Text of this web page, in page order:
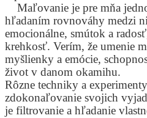
Maľovanie je pre mňa
hľadaním rovnováhy medzi
emocionálne, smútok a
krehkosť. Verím, že umenie
myšlienky a emócie,
život v danom okamihu.
Rôzne techniky a
zdokonaľovanie svojich
je filtrovanie a hľadanie